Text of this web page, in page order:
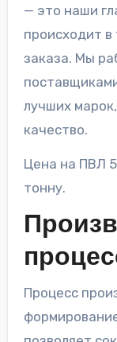
— это наши
происходит в
заказа. Мы
лучших
качество.
Цена на ПВЛ
тонну.
Процесс